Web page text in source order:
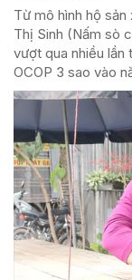
Từ mô hình hộ
Thị Sinh (Nấm sò
vượt qua nhiều lần
OCOP 3 sao vào